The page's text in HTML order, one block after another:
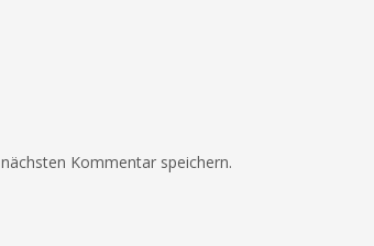
Kommentar speichern.